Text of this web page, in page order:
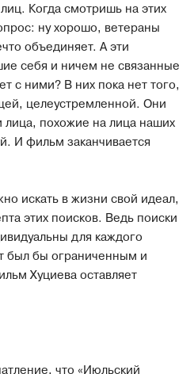
Когда смотришь на этих
ну хорошо, ветераны
объединяет. А эти
себя и ничем не связанные
с ними? В них пока нет того,
целеустремленной. Они
лица, похожие на лица наших
И фильм заканчивается
искать в жизни свой идеал,
этих поисков. Ведь поиски
для каждого
был бы ограниченным и
Хуциева оставляет
что «Июльский